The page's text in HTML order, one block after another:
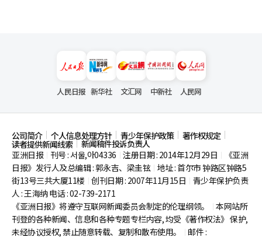
人民日报 新华社 文汇网 中新社 人民网
公司简介 个人信息处理方针 青少年保护政策 著作权规定
读者提供新闻线索
新闻稿件投诉负责人
亚洲日报
刊号 : 서울,아04336 注册日期 : 2014年12月29日
《亚洲
日报》发行人及总编辑 : 郭永吉、梁圭铉 地址 : 首尔市钟路区钟路5
街13号三共大厦11楼 创刊日期 : 2007年11月15日
青少年保护负责
人 : 王海纳 电话 : 02-739-2171
《亚洲日报》将遵守互联网新闻委员会制定的伦理纲领。
本网站所
刊登的各种新闻、信息和各种专题专栏内容, 均受《著作权法》 保护,
未经协议授权, 禁止随意转载、复制和散布使用。
邮件 :